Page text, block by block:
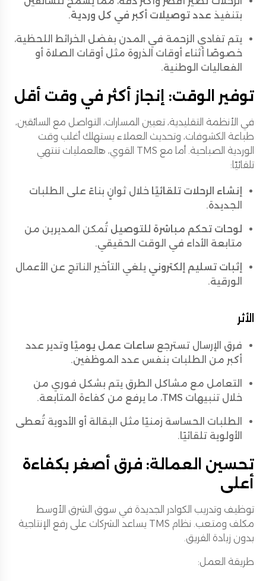
بتنفيذ عدد توصيلات أكبر في كل وردية.
يتم تفادي الزحمة في المدن بفضل الخرائط اللحظية،
خصوصًا أثناء أوقات الذروة مثل أوقات الصلاة أو
الفعاليات الوطنية.
توفير الوقت: إنجاز أكثر في وقت أقل
في الأنظمة التقليدية، تعيين المسارات، التواصل مع السائقين،
طباعة الكشوفات، وتحديث العملاء يستهلك أغلب وقت
الوردية الصباحية. أما مع TMS القوي، هالعمليات تنتهي
تلقائيًا:
إنشاء الرحلات تلقائيًا خلال ثوانٍ بناءً على الطلبات
الجديدة.
لوحات تحكم مباشرة للتوصيل تُمكن المديرين من
متابعة الأداء في الوقت الحقيقي.
إثبات تسليم إلكتروني يلغي التأخير الناتج عن الأعمال
الورقية.
الأثر
فرق الإرسال تسترجع ساعات عمل يوميًا وتدير عدد
أكبر من الطلبات بنفس عدد الموظفين.
التعامل مع مشاكل الطرق يتم بشكل فوري من
خلال تنبيهات TMS، ما يرفع من كفاءة المتابعة.
الطلبات الحساسة زمنيًا مثل البقالة أو الأدوية تُعطى
الأولوية تلقائيًا.
تحسين العمالة: فرق أصغر بكفاءة
أعلى
توظيف وتدريب الكوادر الجديدة في سوق الشرق الأوسط
مكلف ومتعب. نظام TMS يساعد الشركات على رفع الإنتاجية
بدون زيادة الفريق.
طريقة العمل: